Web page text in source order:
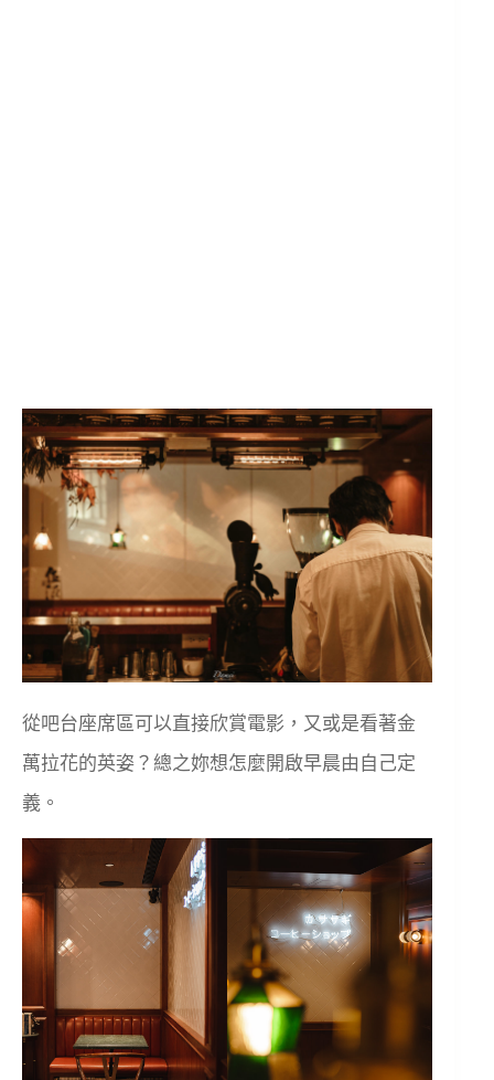
從吧台座席區可以直接欣賞電影，又或是看著金
萬拉花的英姿？總之妳想怎麼開啟早晨由自己定
義。